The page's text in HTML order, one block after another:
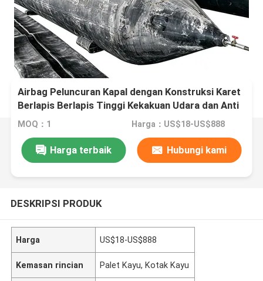
Airbag Peluncuran Kapal dengan Konstruksi Karet
Berlapis Berlapis Tinggi Kekakuan Udara dan Anti
Abrasi yang Kuat
MOQ：1 Harga：US$18-US$888
Harga terbaik Hubungi kami
DESKRIPSI PRODUK
Harga US$18-US$888
Kemasan rincian Palet Kayu, Kotak Kayu